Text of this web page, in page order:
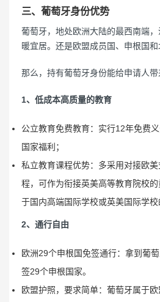
三、葡萄牙身份优势
葡萄牙，地处欧洲大陆的最西南端
暖宜居。还是欧盟成员国、申根国和
那么，持有葡萄牙身份能给申请人带
1️、低成本高质量的教育
公立教育免费教育：实行12年免费
国家福利；
私立教育课程优势：多采用对接欧
程，可作为衔接英美高等教育院校
于国内高端国际学校或英美国际学校
2️、通行自由
欧洲29个申根国免签通行：拿到葡
签29个申根国家。
欧盟护照，要求简单：葡萄牙属于